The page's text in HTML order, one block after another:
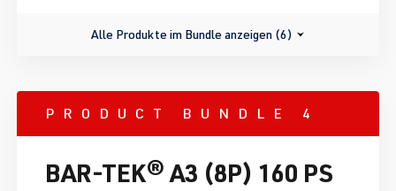
Alle Produkte im Bundle anzeigen (6)
PRODUCT BUNDLE 4
BAR-TEK® A3 (8P) 160 PS